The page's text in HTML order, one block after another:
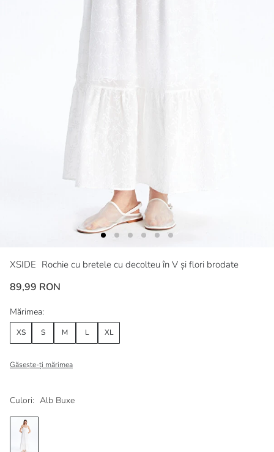
XSIDE Rochie cu bretele cu decolteu în V și flori brodate
89,99 RON
Culori: Alb Buxe
Mărimea:
XS S M L XL
Găsește-ți mărimea